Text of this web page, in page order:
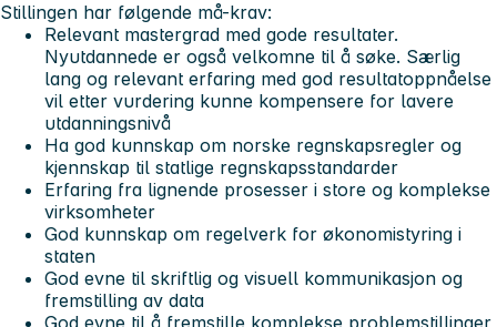
Stillingen har følgende må-krav:
Relevant mastergrad med gode resultater.
Nyutdannede er også velkomne til å søke. Særlig
lang og relevant erfaring med god resultatoppnåelse
vil etter vurdering kunne kompensere for lavere
utdanningsnivå
Ha god kunnskap om norske regnskapsregler og
kjennskap til statlige regnskapsstandarder
Erfaring fra lignende prosesser i store og komplekse
virksomheter
God kunnskap om regelverk for økonomistyring i
staten
God evne til skriftlig og visuell kommunikasjon og
fremstilling av data